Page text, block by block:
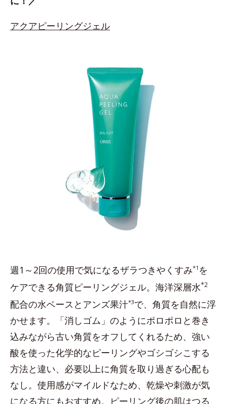
アクアピーリングジェル
週1～2回の使用で気になるザラつきやくすみ*1 を
ケアできる角質ピーリングジェル。海洋深層水*2
配合の水ベースとアンズ果汁*3で、角質を自然に浮
かせます。「消しゴム」のようにポロポロと巻き
込みながら古い角質をオフしてくれるため、強い
酸を使った化学的なピーリングやゴシゴシこする
方法と違い、必要以上に角質を取り過ぎる心配も
なし。使用感がマイルドなため、乾燥や刺激が気
になる方にもおすすめ。ピーリング後の肌はつる